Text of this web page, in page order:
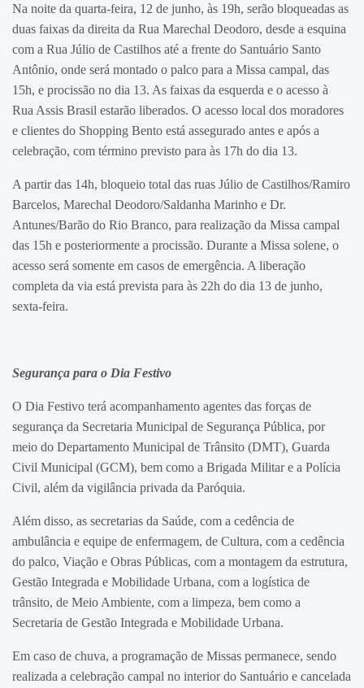
Na noite da quarta-feira, 12 de junho, às 19h, serão bloqueadas as
duas faixas da direita da Rua Marechal Deodoro, desde a esquina
com a Rua Júlio de Castilhos até a frente do Santuário Santo
Antônio, onde será montado o palco para a Missa campal, das
15h, e procissão no dia 13. As faixas da esquerda e o acesso à
Rua Assis Brasil estarão liberados. O acesso local dos moradores
e clientes do Shopping Bento está assegurado antes e após a
celebração, com término previsto para às 17h do dia 13.
A partir das 14h, bloqueio total das ruas Júlio de Castilhos/Ramiro
Barcelos, Marechal Deodoro/Saldanha Marinho e Dr.
Antunes/Barão do Rio Branco, para realização da Missa campal
das 15h e posteriormente a procissão. Durante a Missa solene, o
acesso será somente em casos de emergência. A liberação
completa da via está prevista para às 22h do dia 13 de junho,
sexta-feira.
Segurança para o Dia Festivo
O Dia Festivo terá acompanhamento agentes das forças de
segurança da Secretaria Municipal de Segurança Pública, por
meio do Departamento Municipal de Trânsito (DMT), Guarda
Civil Municipal (GCM), bem como a Brigada Militar e a Polícia
Civil, além da vigilância privada da Paróquia.
Além disso, as secretarias da Saúde, com a cedência de
ambulância e equipe de enfermagem, de Cultura, com a cedência
do palco, Viação e Obras Públicas, com a montagem da estrutura,
Gestão Integrada e Mobilidade Urbana, com a logística de
trânsito, de Meio Ambiente, com a limpeza, bem como a
Secretaria de Gestão Integrada e Mobilidade Urbana.
Em caso de chuva, a programação de Missas permanece, sendo
realizada a celebração campal no interior do Santuário e cancelada